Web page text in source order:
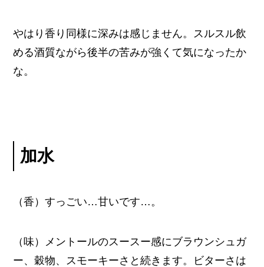
やはり香り同様に深みは感じません。スルスル飲
める酒質ながら後半の苦みが強くて気になったか
な。
加水
（香）すっごい…甘いです…。
（味）メントールのスースー感にブラウンシュガ
ー、穀物、スモーキーさと続きます。ビターさは